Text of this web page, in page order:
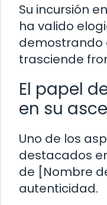
Su incursión
ha valido
demostrando
trasciende
El papel
en su
Uno de los
destacados
de [Nombre
autenticidad.